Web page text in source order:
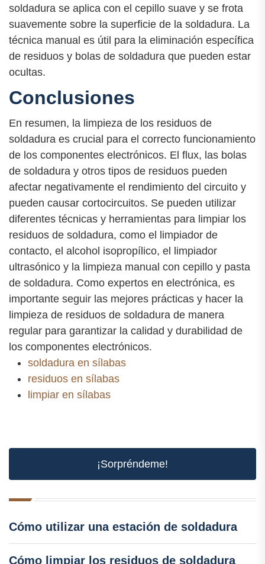
soldadura se aplica con el cepillo suave y se frota
suavemente sobre la superficie de la soldadura. La
técnica manual es útil para la eliminación específica
de residuos y bolas de soldadura que pueden estar
ocultas.
Conclusiones
En resumen, la limpieza de los residuos de
soldadura es crucial para el correcto funcionamiento
de los componentes electrónicos. El flux, las bolas
de soldadura y otros tipos de residuos pueden
afectar negativamente el rendimiento del circuito y
pueden causar cortocircuitos. Se pueden utilizar
diferentes técnicas y herramientas para limpiar los
residuos de soldadura, como el limpiador de
contacto, el alcohol isopropílico, el limpiador
ultrasónico y la limpieza manual con cepillo y pasta
de soldadura. Como expertos en electrónica, es
importante seguir las mejores prácticas y hacer la
limpieza de residuos de soldadura de manera
regular para garantizar la calidad y durabilidad de
los componentes electrónicos.
soldadura en sílabas
residuos en sílabas
limpiar en sílabas
¡Sorpréndeme!
Cómo utilizar una estación de soldadura
Cómo limpiar los residuos de soldadura